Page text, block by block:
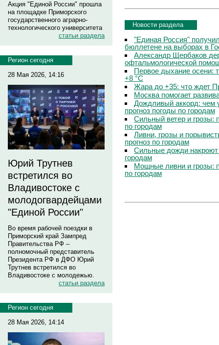
Акция "Единой России" прошла
на площадке Приморского
государственного аграрно-
технологического университета
статьи раздела
Регион сегодня
28 Мая 2026, 14:16
Юрий Трутнев
встретился во
Владивостоке с
молодогвардейцами
"Единой России"
Во время рабочей поездки в
Приморский край Зампред
Правительства РФ –
полномочный представитель
Президента РФ в ДФО Юрий
Трутнев встретился во
Владивостоке с молодежью.
статьи раздела
Регион сегодня
28 Мая 2026, 14:14
Новости раздела
"Единая Россия"
бюллетене на выборах в
Александр Щербаков
офтальмологической
Первое дыхание осени:
+8 °C
Жара до +35: что ждет
Москва помогает
Дождливый аккорд: чем
прогноз погоды по городам
Сильный ветер и грозы:
по городам
Ливни, грозы и
прогноз по городам
Сильные дожди
городам
Мощные ливни и грозы:
по городам